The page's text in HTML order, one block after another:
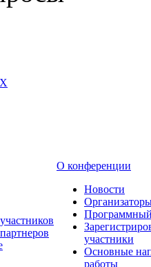
О конференции
Новости
участники
Основные
работы